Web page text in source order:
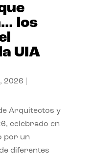
los
UIA
2026
Arquitectos y
celebrado en
por un
diferentes